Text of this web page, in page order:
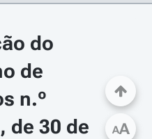
do
de
n.º
de 30 de
AA